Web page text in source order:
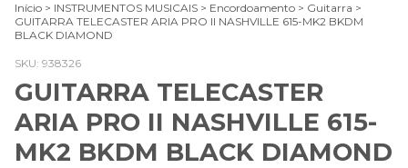
Início > INSTRUMENTOS MUSICAIS > Encordoamento > Guitarra >
GUITARRA TELECASTER ARIA PRO II NASHVILLE 615-MK2 BKDM
BLACK DIAMOND
SKU: 938326
GUITARRA TELECASTER
ARIA PRO II NASHVILLE 615-
MK2 BKDM BLACK DIAMOND